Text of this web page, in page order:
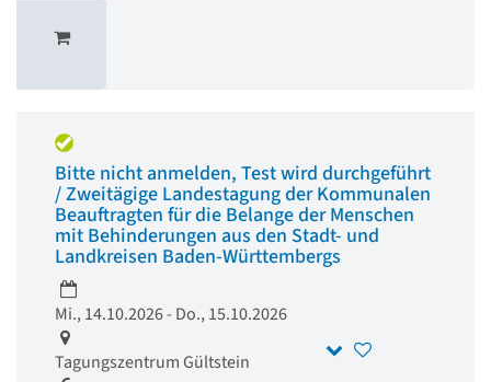
Bitte nicht anmelden, Test wird durchgeführt
/ Zweitägige Landestagung der Kommunalen
Beauftragten für die Belange der Menschen
mit Behinderungen aus den Stadt- und
Landkreisen Baden-Württembergs
Mi., 14.10.2026 - Do., 15.10.2026
Tagungszentrum Gültstein